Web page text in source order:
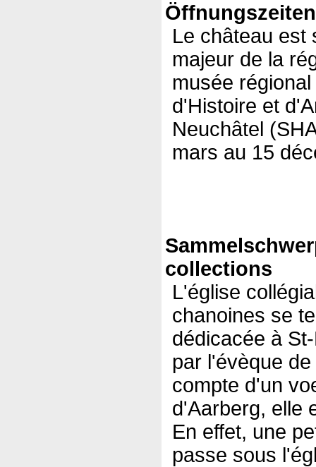
Le château est
majeur de la
musée
d'Histoire et
Neuchâtel
mars au 15
collections
L'église
chanoines se
dédicacée à
par l'évèque
compte d'un
d'Aarberg, elle
En effet, une
passe sous